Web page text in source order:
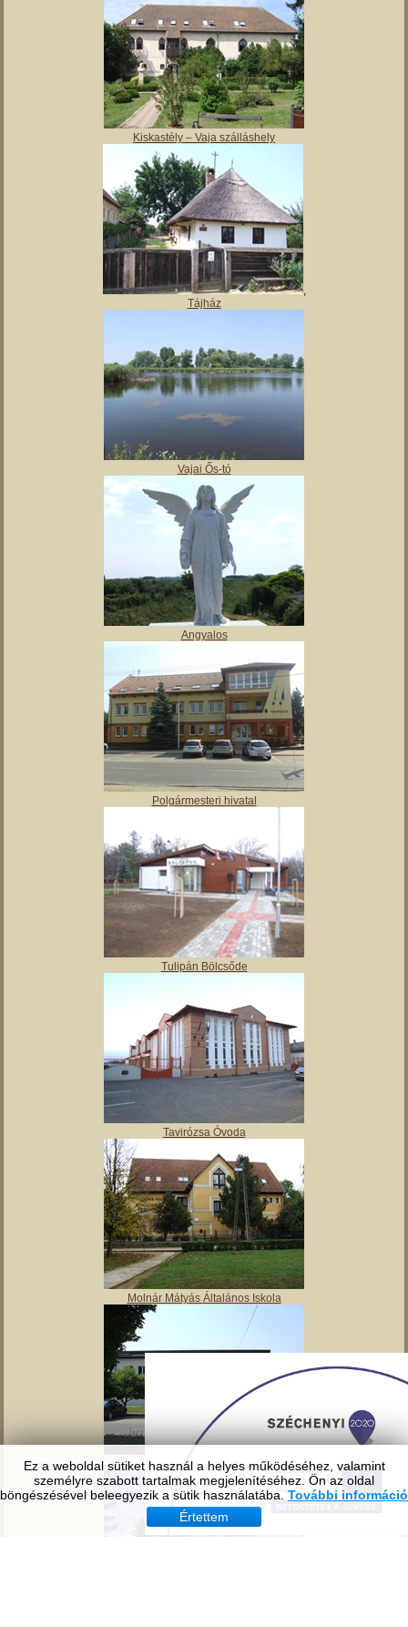
Ez a weboldal sütiket használ a helyes működéséhez, valamint
személyre szabott tartalmak megjelenítéséhez. Ön az oldal
böngészésével beleegyezik a sütik használatába. További információ
Értettem
Magyar Nemzeti Múzeum Vay Ádám Muzeális Gyűjteménye
Kiskastély – Vaja szálláshely
Vajai Ős-tó
Angyalos
Polgármesteri hivatal
Tulipán Bölcsőde
Molnár Mátyás Általános Iskola